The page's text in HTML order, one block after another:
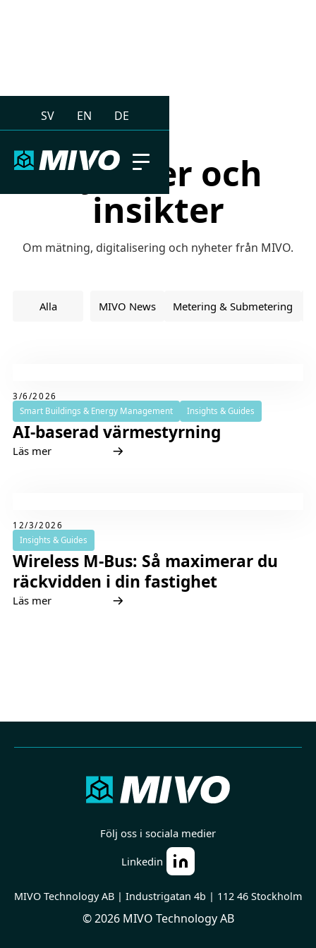
SV EN DE
Nyheter och
insikter
Om mätning, digitalisering och nyheter från MIVO.
Alla MIVO News Metering & Submetering
3/6/2026
Smart Buildings & Energy Management
Insights & Guides
AI-baserad värmestyrning
Läs mer
12/3/2026
Insights & Guides
Wireless M-Bus: Så maximerar du
räckvidden i din fastighet
Läs mer
Följ oss i sociala medier
Linkedin
MIVO Technology AB | Industrigatan 4b | 112 46 Stockholm
© 2026 MIVO Technology AB